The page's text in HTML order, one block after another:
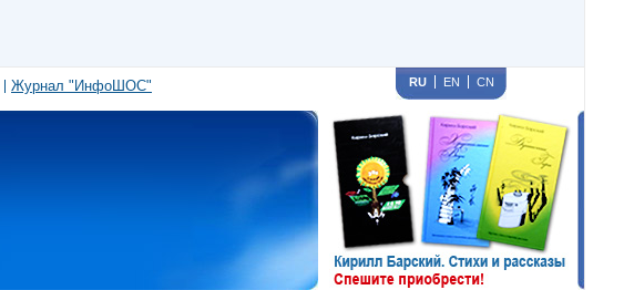
Журнал "ИнфоШОС" RU EN CN